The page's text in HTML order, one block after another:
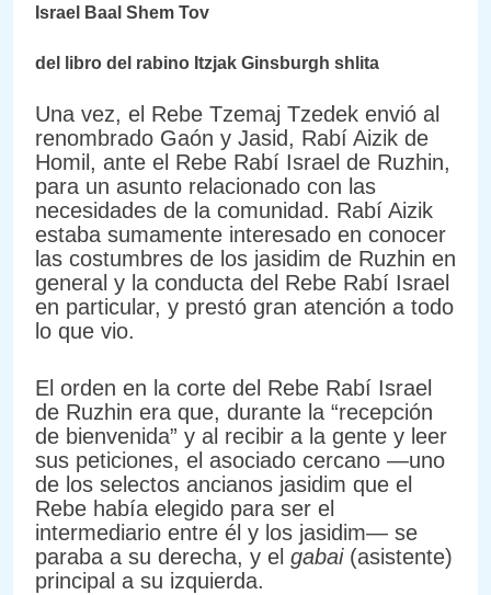
Israel Baal Shem Tov
del libro del rabino Itzjak Ginsburgh shlita
Una vez, el Rebe Tzemaj Tzedek envió al
renombrado Gaón y Jasid, Rabí Aizik de
Homil, ante el Rebe Rabí Israel de Ruzhin,
para un asunto relacionado con las
necesidades de la comunidad. Rabí Aizik
estaba sumamente interesado en conocer
las costumbres de los jasidim de Ruzhin en
general y la conducta del Rebe Rabí Israel
en particular, y prestó gran atención a todo
lo que vio.
El orden en la corte del Rebe Rabí Israel
de Ruzhin era que, durante la “recepción
de bienvenida” y al recibir a la gente y leer
sus peticiones, el asociado cercano —uno
de los selectos ancianos jasidim que el
Rebe había elegido para ser el
intermediario entre él y los jasidim— se
paraba a su derecha, y el gabai(asistente)
principal a su izquierda.